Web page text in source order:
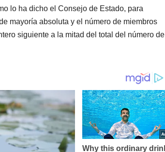
lo ha dicho el Consejo de Estado, para
mayoría absoluta y el número de miembros
siguiente a la mitad del total del número de